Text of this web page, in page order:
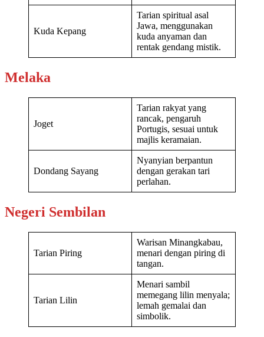
Kuda Kepang
Tarian spiritual asal
Jawa, menggunakan
kuda anyaman dan
rentak gendang mistik.
Melaka
Joget
Tarian rakyat yang
rancak, pengaruh
Portugis, sesuai untuk
majlis keramaian.
Dondang Sayang
Nyanyian berpantun
dengan gerakan tari
perlahan.
Negeri Sembilan
Tarian Piring
Warisan Minangkabau,
menari dengan piring di
tangan.
Tarian Lilin
Menari sambil
memegang lilin menyala;
lemah gemalai dan
simbolik.